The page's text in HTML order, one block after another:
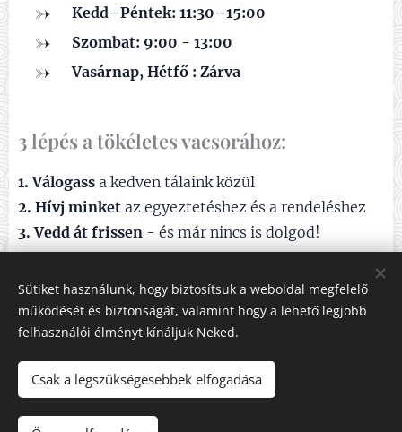
Kedd–Péntek: 11:30–15:00
Szombat: 9:00 - 13:00
Vasárnap, Hétfő : Zárva
3 lépés a tökéletes vacsorához:
1. Válogass a kedven tálaink közül
2. Hívj minket az egyeztetéshez és a rendeléshez
3. Vedd át frissen - és már nincs is dolgod!
A sültek ♥ szerelmesei
Felhasználási feltételek
Sütiket használunk, hogy biztosítsuk a weboldal megfelelő
működését és biztonságát, valamint hogy a lehető legjobb
felhasználói élményt kínáljuk Neked.
Csak a legszükségesebbek elfogadása